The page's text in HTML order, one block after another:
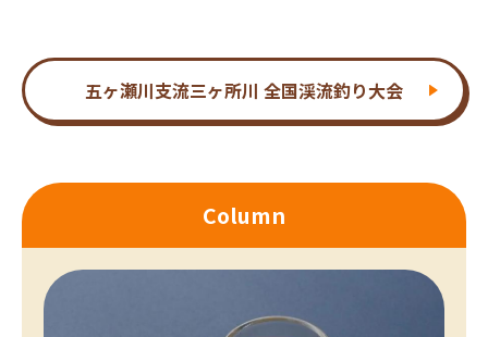
五ヶ瀬川支流三ヶ所川 全国渓流釣り大会
Column